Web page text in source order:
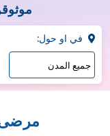
مرضى